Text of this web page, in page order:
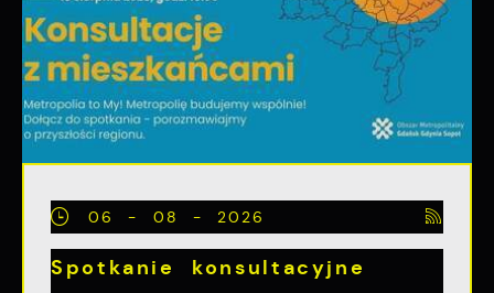
06 - 08 - 2026
Spotkanie konsultacyjne